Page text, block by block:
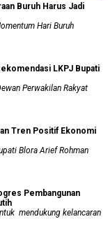
Buruh Harus Jadi
Hari Buruh
LKPJ Bupati
Perwakilan Rakyat
Tren Positif Ekonomi
Blora Arief Rohman
Pembangunan
mendukung kelancaran